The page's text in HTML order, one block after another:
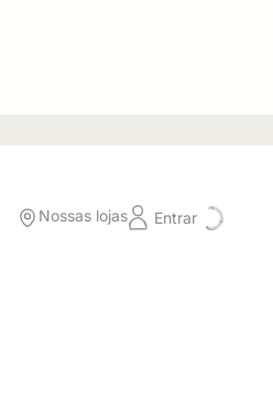
Nossas lojas Entrar